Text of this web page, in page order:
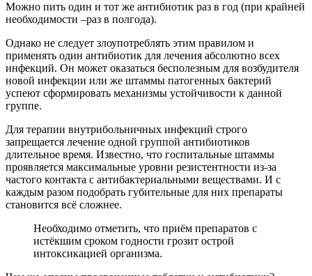
Можно пить один и тот же антибиотик раз в год (при крайней
необходимости –раз в полгода).
Однако не следует злоупотреблять этим правилом и
применять один антибиотик для лечения абсолютно всех
инфекций. Он может оказаться бесполезным для возбудителя
новой инфекции или же штаммы патогенных бактерий
успеют сформировать механизмы устойчивости к данной
группе.
Для терапии внутрибольничных инфекций строго
запрещается лечение одной группой антибиотиков
длительное время. Известно, что госпитальные штаммы
проявляется максимальные уровни резистентности из-за
частого контакта с антибактериальными веществами. И с
каждым разом подобрать губительные для них препараты
становится всё сложнее.
Необходимо отметить, что приём препаратов с
истёкшим сроком годности грозит острой
интоксикацией организма.